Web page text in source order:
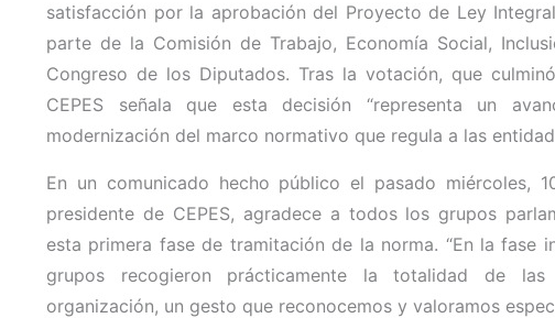
satisfacción por la aprobación del Proyecto de Ley
parte de la Comisión de Trabajo, Economía Social,
Congreso de los Diputados. Tras la votación, que
CEPES señala que esta decisión “representa un
modernización del marco normativo que regula a las
En un comunicado hecho público el pasado miércoles,
presidente de CEPES, agradece a todos los grupos
esta primera fase de tramitación de la norma. “En la fase
grupos recogieron prácticamente la totalidad de las
organización, un gesto que reconocemos y valoramos